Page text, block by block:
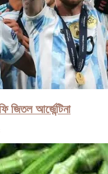
জিতল আর্জেন্টিনা